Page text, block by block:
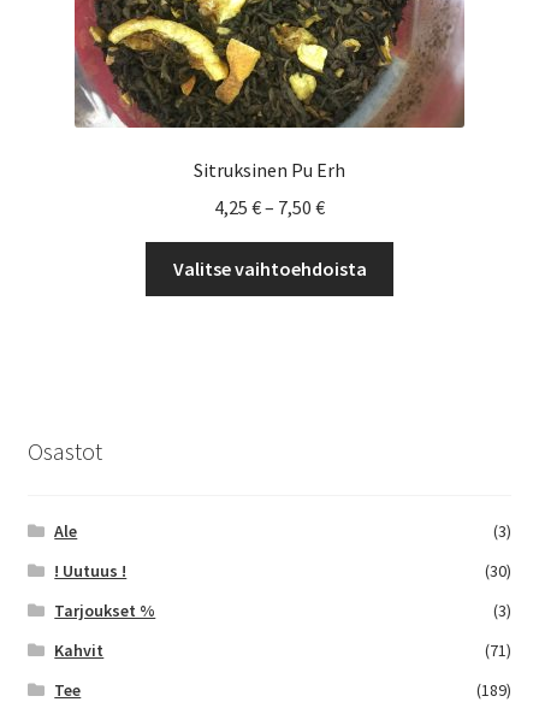
Sitruksinen Pu Erh
4,25 €– 7,50 €Hintaluokka:
-
7,50 €
Valitse vaihtoehdoista
Osastot
Ale
(3)
! Uutuus !
(30)
Tarjoukset %
(3)
Kahvit
(71)
Tee
(189)